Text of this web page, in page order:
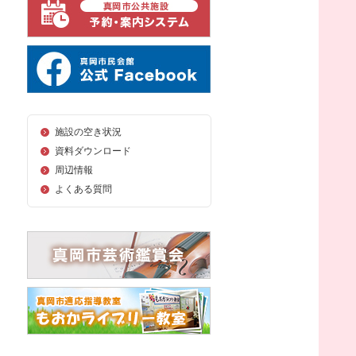
施設の空き状況
資料ダウンロード
周辺情報
よくある質問